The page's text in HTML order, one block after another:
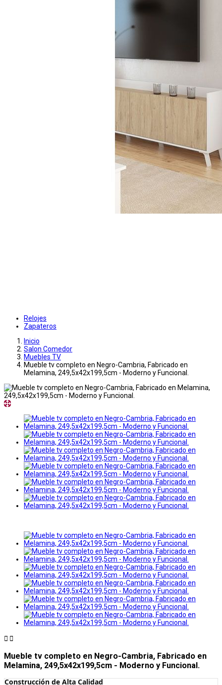
Relojes
Zapateros
Inicio
Salon Comedor
Muebles TV
Mueble tv completo en Negro-Cambria, Fabricado en
Melamina, 249,5x42x199,5cm - Moderno y Funcional.
 
Mueble tv completo en Negro-Cambria, Fabricado en
Melamina, 249,5x42x199,5cm - Moderno y Funcional.
Construcción de Alta Calidad